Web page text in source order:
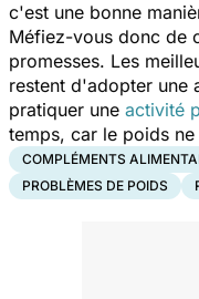
c'est une bonne
Méfiez-vous donc de
promesses. Les
restent d'adopter une
pratiquer une activité
temps, car le poids
COMPLÉMENTS
PROBLÈMES DE POIDS